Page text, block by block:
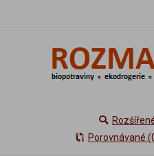
Porovnávané